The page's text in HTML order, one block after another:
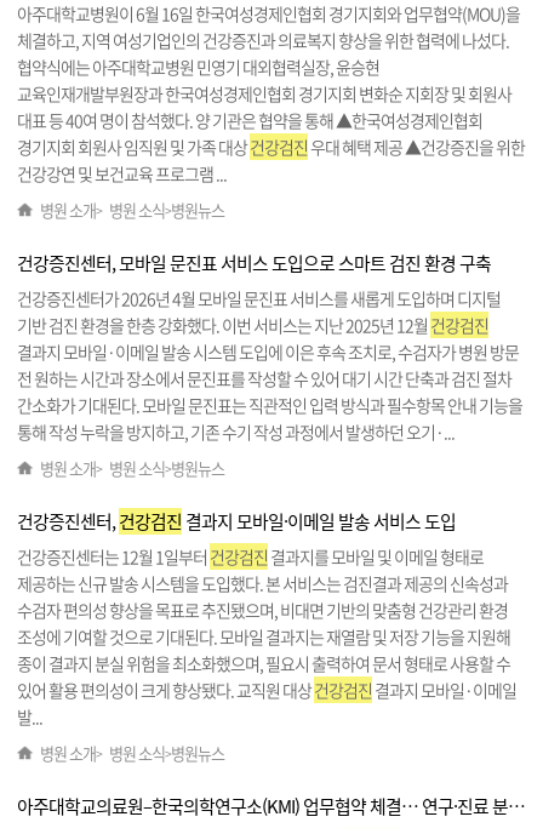
아주대학교병원이 6월 16일 한국여성경제인협회 경기지회와 업무협약(MOU)을
체결하고, 지역 여성기업인의 건강증진과 의료복지 향상을 위한 협력에 나섰다.
협약식에는 아주대학교병원 민영기 대외협력실장, 윤승현
교육인재개발부원장과 한국여성경제인협회 경기지회 변화순 지회장 및 회원사
대표 등 40여 명이 참석했다. 양 기관은 협약을 통해 ▲한국여성경제인협회
경기지회 회원사 임직원 및 가족 대상건강검진우대 혜택 제공 ▲건강증진을 위한
건강강연 및 보건교육 프로그램 ...
병원 소개> 병원 소식>병원뉴스
건강증진센터, 모바일 문진표 서비스 도입으로 스마트 검진 환경 구축
건강증진센터가 2026년 4월 모바일 문진표 서비스를 새롭게 도입하며 디지털
기반 검진 환경을 한층 강화했다. 이번 서비스는 지난 2025년 12월 건강검진
결과지 모바일·이메일 발송 시스템 도입에 이은 후속 조치로, 수검자가 병원 방문
전 원하는 시간과 장소에서 문진표를 작성할 수 있어 대기 시간 단축과 검진 절차
간소화가 기대된다. 모바일 문진표는 직관적인 입력 방식과 필수항목 안내 기능을
통해 작성 누락을 방지하고, 기존 수기 작성 과정에서 발생하던 오기·...
병원 소개> 병원 소식>병원뉴스
건강증진센터,건강검진 결과지 모바일·이메일 발송 서비스 도입
건강증진센터는 12월 1일부터 건강검진 결과지를 모바일 및 이메일 형태로
제공하는 신규 발송 시스템을 도입했다. 본 서비스는 검진결과 제공의 신속성과
수검자 편의성 향상을 목표로 추진됐으며, 비대면 기반의 맞춤형 건강관리 환경
조성에 기여할 것으로 기대된다. 모바일 결과지는 재열람 및 저장 기능을 지원해
종이 결과지 분실 위험을 최소화했으며, 필요시 출력하여 문서 형태로 사용할 수
있어 활용 편의성이 크게 향상됐다. 교직원 대상건강검진 결과지 모바일·이메일
발...
병원 소개> 병원 소식>병원뉴스
아주대학교의료원–한국의학연구소(KMI) 업무협약 체결… 연구·진료 분야 협력 강화